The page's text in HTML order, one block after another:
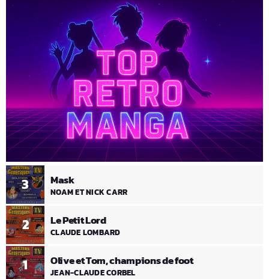
1 Olive et Tom, champions de foot
JEAN-CLAUDE CORBEL
2 Le Petit Lord
CLAUDE LOMBARD
3 Mask
NOAM ET NICK CARR